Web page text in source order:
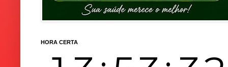
HORA CERTA